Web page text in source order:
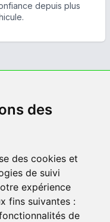
des
des cookies et
de suivi
expérience
fins suivantes :
de
depuis plus
en commun